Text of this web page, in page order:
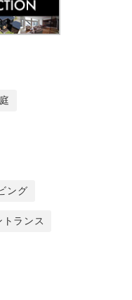
ング
トランス